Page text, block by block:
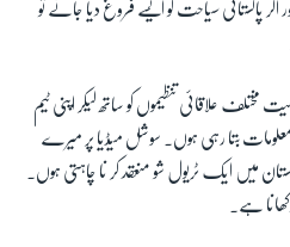
پاکستانی سیاحت کو ایسے فروغ دیا جائے تو
مختلف علاقائی تنظیموں کو ساتھ لیکر اپنی ٹیم
معلومات بتا رہی ہوں۔ سوشل میڈیا پر میرے
میں ایک ٹریول شو منعقد کر نا چاہتی ہوں۔
ہے۔